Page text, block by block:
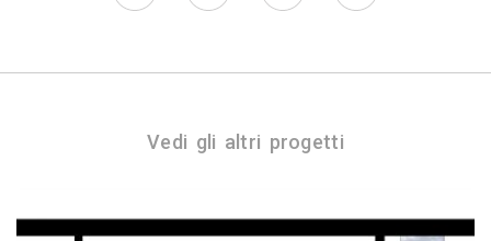
Vedi gli altri progetti